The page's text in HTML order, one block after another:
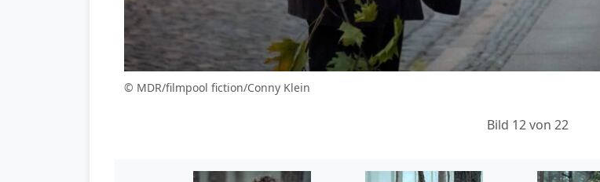
© MDR/filmpool fiction/Conny Klein
Bild 12 von 22